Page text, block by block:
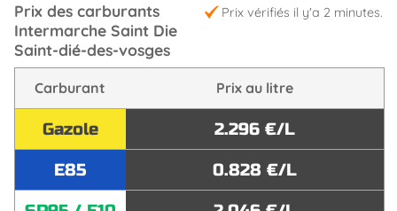
Prix vérifiés il y'a 2 minutes.
Prix des carburants
Intermarche Saint Die
Saint-dié-des-vosges
Carburant Prix au litre
Gazole
2.296 €/L
E85
0.828 €/L